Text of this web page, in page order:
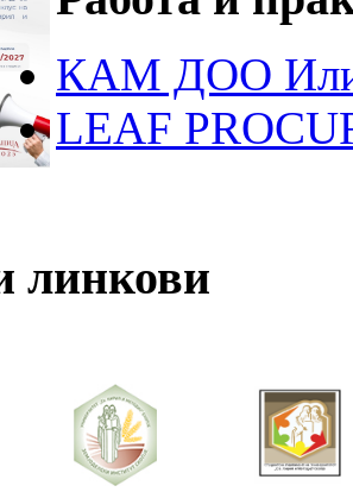
КАМ ДОО
LEAF
линкови